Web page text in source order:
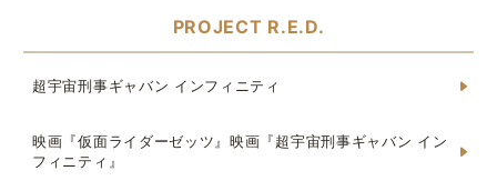
PROJECT R.E.D.
超宇宙刑事ギャバン インフィニティ
映画『仮面ライダーゼッツ』映画『超宇宙刑事ギャバン イン
フィニティ』